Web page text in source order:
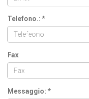
Telefono.: *
Fax
Messaggio: *